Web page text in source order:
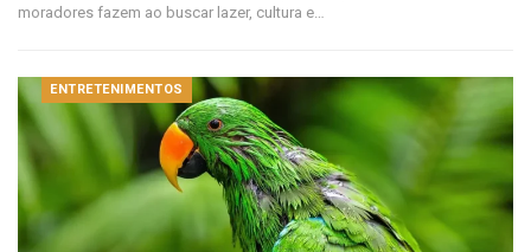
moradores fazem ao buscar lazer, cultura e…
ENTRETENIMENTOS